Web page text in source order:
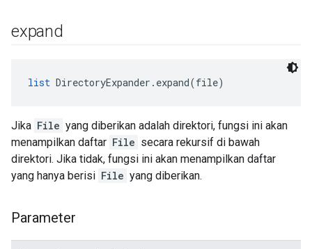
expand
list DirectoryExpander.expand(file)
Jika File yang diberikan adalah direktori, fungsi ini akan
menampilkan daftar File secara rekursif di bawah
direktori. Jika tidak, fungsi ini akan menampilkan daftar
yang hanya berisi File yang diberikan.
Parameter